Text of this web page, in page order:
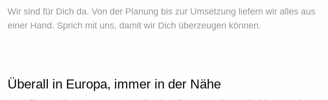
Wir sind für Dich da. Von der Planung bis zur Umsetzung liefern wir alles aus
einer Hand. Sprich mit uns, damit wir Dich überzeugen können.
Überall in Europa, immer in der Nähe